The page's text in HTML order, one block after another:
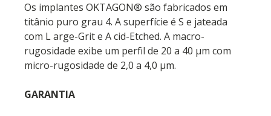
Os implantes OKTAGON® são fabricados em
titânio puro grau 4. A superfície é S e jateada
com L arge-Grit e A cid-Etched. A macro-
rugosidade exibe um perfil de 20 a 40 µm com
micro-rugosidade de 2,0 a 4,0 µm.
GARANTIA